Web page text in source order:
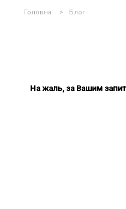
Головна > Блог
На жаль, за Вашим